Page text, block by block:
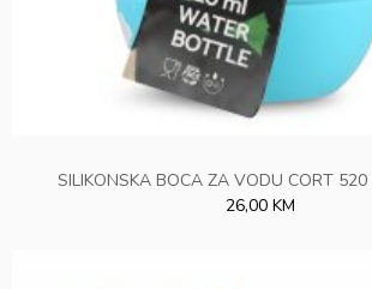
SILIKONSKA BOCA ZA VODU CORT 520
26,00 KM